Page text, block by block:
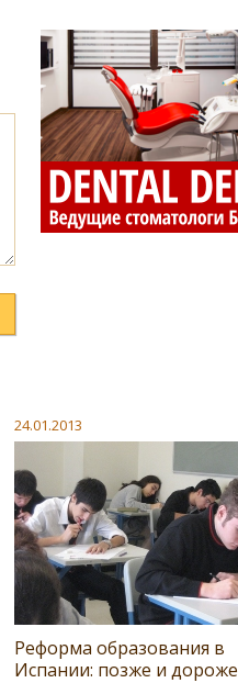
24.01.2013
Реформа образования в
Испании: позже и дороже